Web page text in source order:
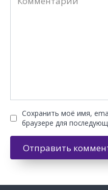
Сохранить моё имя,
браузере для